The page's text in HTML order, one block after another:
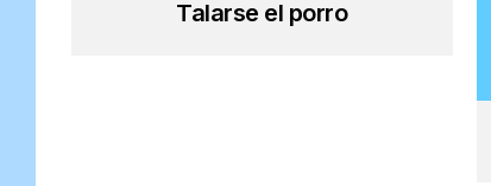
Talarse el porro